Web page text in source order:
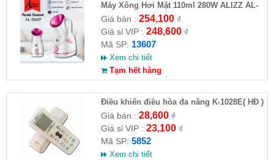
Máy Xông Hơi Mặt 110ml 280W ALIZZ AL-
13607( HĐ )
Giá bán : 254,100₫
Giá sỉ VIP : 248,600₫
Mã SP: 13607
Xem chi tiết
Tạm hết hàng
Điều khiển điều hòa đa năng K-1028E( HĐ )
Giá bán : 28,600₫
Giá sỉ VIP : 23,100₫
Mã SP: 5852
Xem chi tiết